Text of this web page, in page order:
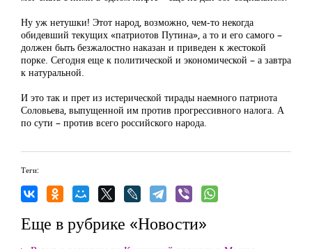
Ну уж нетушки! Этот народ, возможно, чем-то некогда
обидевший текущих «патриотов Путина», а то и его самого –
должен быть безжалостно наказан и приведен к жестокой
порке. Сегодня еще к политической и экономической – а завтра
к натуральной.
И это так и прет из истерической тирады наемного патриота
Соловьева, выпущенной им против прогрессивного налога. А
по сути – против всего российского народа.
Теги:
Еще в рубрике «Новости»